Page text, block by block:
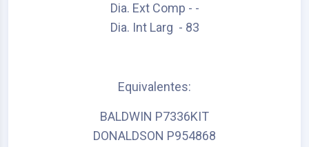
Dia. Ext Comp - -
Dia. Int Larg - 83
Equivalentes:
BALDWIN P7336KIT
DONALDSON P954868